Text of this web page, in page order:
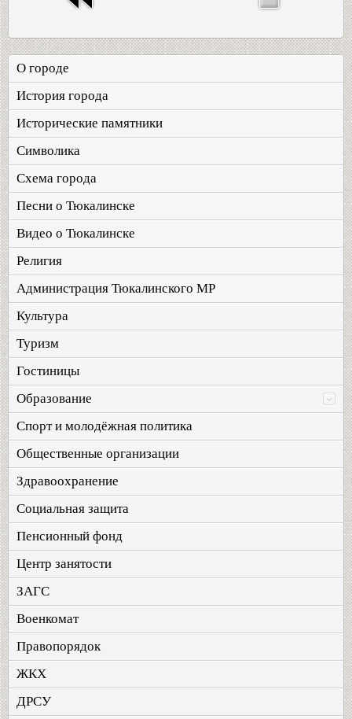
О городе
История города
Исторические памятники
Символика
Схема города
Песни о Тюкалинске
Видео о Тюкалинске
Религия
Администрация Тюкалинского МР
Культура
Туризм
Гостиницы
Образование
Спорт и молодёжная политика
Общественные организации
Здравоохранение
Социальная защита
Пенсионный фонд
Центр занятости
ЗАГС
Военкомат
Правопорядок
ЖКХ
ДРСУ